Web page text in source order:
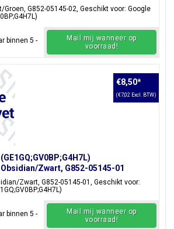
G852-05145-02, Geschikt voor: Google
binnen 5 -
Mail mij wanneer op
voorraad!
Zwart, G852-05145-01
Zwart, G852-05145-01, Geschikt voor:
€8,50*
(€7,02 Excl. BTW)
binnen 5 -
Mail mij wanneer op
voorraad!